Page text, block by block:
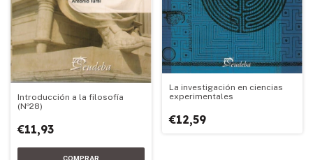
Introducción a la filosofía
(Nº28)
€11,93
La investigación en ciencias
experimentales
€12,59